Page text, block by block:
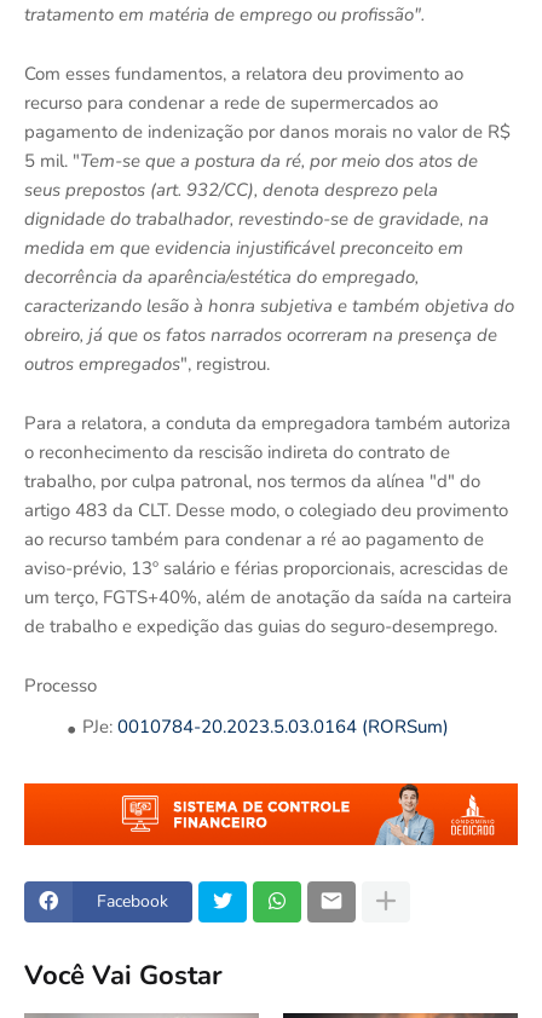
tratamento em matéria de emprego ou profissão".
Com esses fundamentos, a relatora deu provimento ao
recurso para condenar a rede de supermercados ao
pagamento de indenização por danos morais no valor de R$
5 mil. "Tem-se que a postura da ré, por meio dos atos de
seus prepostos (art. 932/CC), denota desprezo pela
dignidade do trabalhador, revestindo-se de gravidade, na
medida em que evidencia injustificável preconceito em
decorrência da aparência/estética do empregado,
caracterizando lesão à honra subjetiva e também objetiva do
obreiro, já que os fatos narrados ocorreram na presença de
outros empregados", registrou.
Para a relatora, a conduta da empregadora também autoriza
o reconhecimento da rescisão indireta do contrato de
trabalho, por culpa patronal, nos termos da alínea "d" do
artigo 483 da CLT. Desse modo, o colegiado deu provimento
ao recurso também para condenar a ré ao pagamento de
aviso-prévio, 13º salário e férias proporcionais, acrescidas de
um terço, FGTS+40%, além de anotação da saída na carteira
de trabalho e expedição das guias do seguro-desemprego.
Processo
PJe: 0010784-20.2023.5.03.0164 (RORSum)
Facebook
Você Vai Gostar